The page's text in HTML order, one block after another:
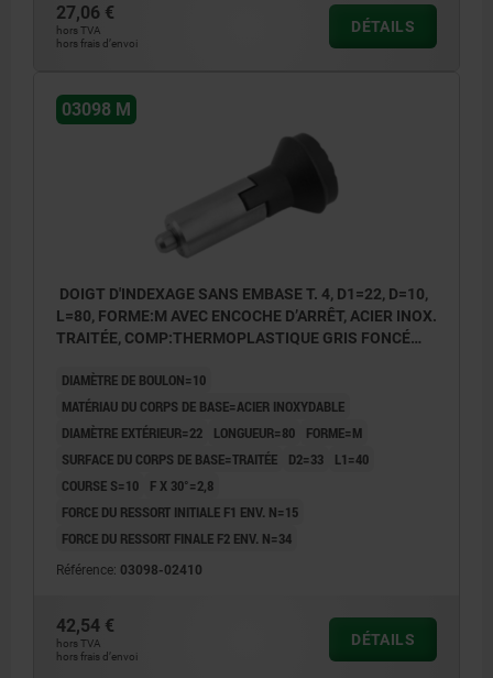
27,06 €
hors TVA
hors frais d’envoi
DÉTAILS
03098 M
DOIGT D'INDEXAGE SANS EMBASE T. 4, D1=22, D=10,
L=80, FORME:M AVEC ENCOCHE D’ARRÊT, ACIER INOX.
TRAITÉE, COMP:THERMOPLASTIQUE GRIS FONCÉ
DIAMÈTRE DE BOULON=10
MATÉRIAU DU CORPS DE BASE=ACIER INOXYDABLE
DIAMÈTRE EXTÉRIEUR=22
LONGUEUR=80
FORME=M
SURFACE DU CORPS DE BASE=TRAITÉE
D2=33
L1=40
COURSE S=10
F X 30°=2,8
FORCE DU RESSORT INITIALE F1 ENV. N=15
FORCE DU RESSORT FINALE F2 ENV. N=34
Référence: 03098-02410
42,54 €
hors TVA
hors frais d’envoi
DÉTAILS